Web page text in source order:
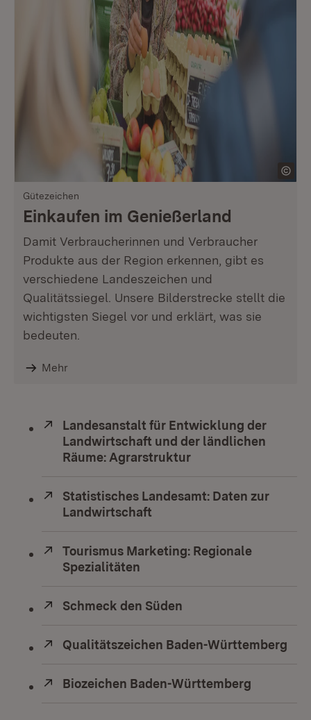
Gütezeichen
Einkaufen im Genießerland
Damit Verbraucherinnen und Verbraucher
Produkte aus der Region erkennen, gibt es
verschiedene Landeszeichen und
Qualitätssiegel. Unsere Bilderstrecke stellt die
wichtigsten Siegel vor und erklärt, was sie
bedeuten.
Mehr
Extern:
Landesanstalt für Entwicklung der
Landwirtschaft und der ländlichen
Räume: Agrarstruktur
Extern:
Statistisches Landesamt: Daten zur
Landwirtschaft
Extern:
Tourismus Marketing: Regionale
Spezialitäten
Extern:
Schmeck den Süden
Extern:
Qualitätszeichen Baden-Württemberg
Extern:
Biozeichen Baden-Württemberg